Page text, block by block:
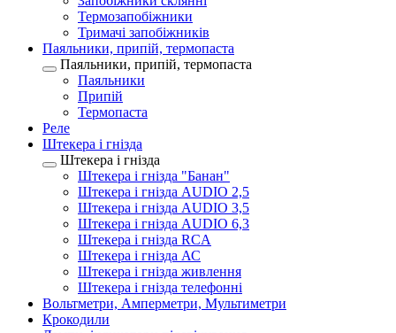
Термозапобіжники
Тримачі запобіжників
Паяльники, припій, термопаста
Паяльники, припій, термопаста
Паяльники
Припій
Термопаста
Реле
Штекера і гнізда
Штекера і гнізда
Штекера і гнізда "Банан"
Штекера і гнізда AUDIO 2,5
Штекера і гнізда AUDIO 3,5
Штекера і гнізда AUDIO 6,3
Штекера і гнізда RCA
Штекера і гнізда АС
Штекера і гнізда живлення
Штекера і гнізда телефонні
Вольтметри, Амперметри, Мультиметри
Крокодили